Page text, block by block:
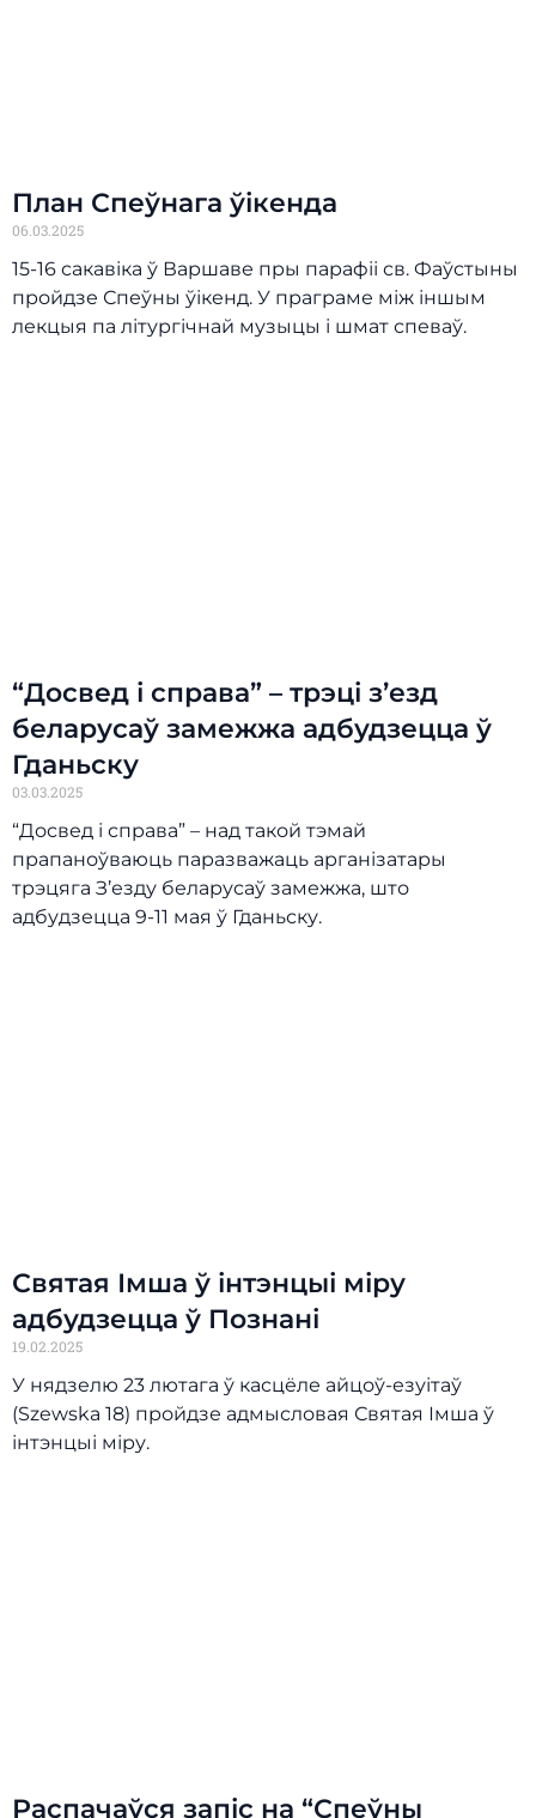
План Спеўнага ўікенда
06.03.2025
15-16 сакавіка ў Варшаве пры парафіі св. Фаўстыны
пройдзе Спеўны ўікенд. У праграме між іншым
лекцыя па літургічнай музыцы і шмат спеваў.
“Досвед і справа” – трэці з’езд
беларусаў замежжа адбудзецца ў
Гданьску
03.03.2025
“Досвед і справа” – над такой тэмай
прапаноўваюць паразважаць арганізатары
трэцяга З’езду беларусаў замежжа, што
адбудзецца 9-11 мая ў Гданьску.
Святая Імша ў інтэнцыі міру
адбудзецца ў Познані
19.02.2025
У нядзелю 23 лютага ў касцёле айцоў-езуітаў
(Szewska 18) пройдзе адмысловая Святая Імша ў
інтэнцыі міру.
Распачаўся запіс на “Спеўны